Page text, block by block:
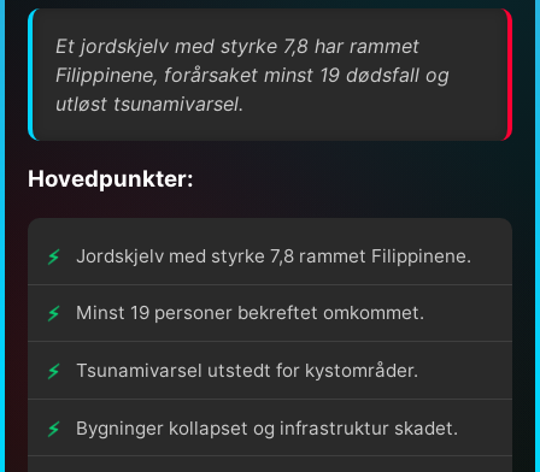
Et jordskjelv med styrke 7,8 har rammet
Filippinene, forårsaket minst 19 dødsfall og
utløst tsunamivarsel.
Hovedpunkter:
Jordskjelv med styrke 7,8 rammet Filippinene.
Minst 19 personer bekreftet omkommet.
Tsunamivarsel utstedt for kystområder.
Bygninger kollapset og infrastruktur skadet.